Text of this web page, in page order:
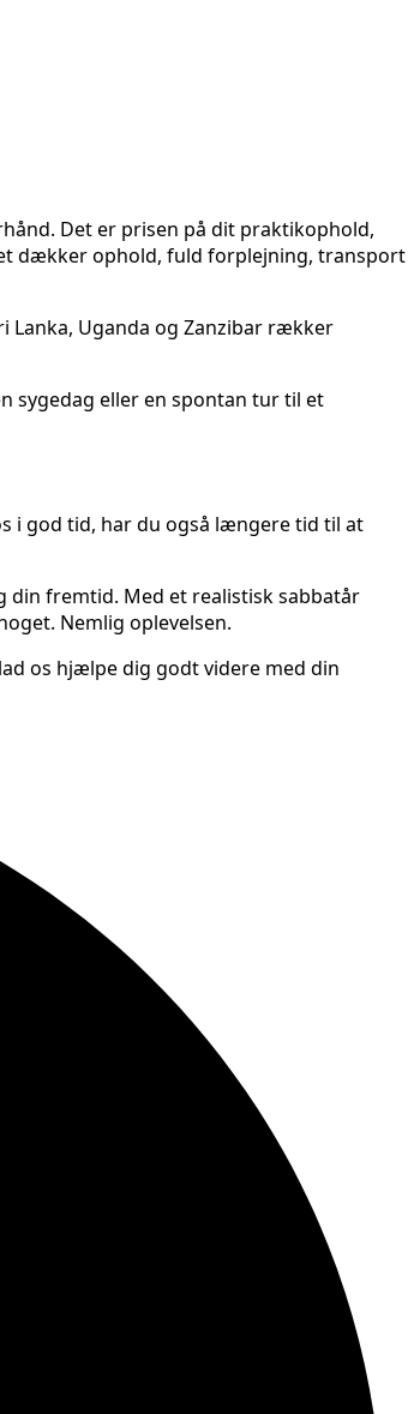
Det er prisen på dit praktikophold,
dækker ophold, fuld forplejning, transport
Lanka, Uganda og Zanzibar rækker
sygedag eller en spontan tur til et
i god tid, har du også længere tid til at
din fremtid. Med et realistisk sabbatår
Nemlig oplevelsen.
os hjælpe dig godt videre med din